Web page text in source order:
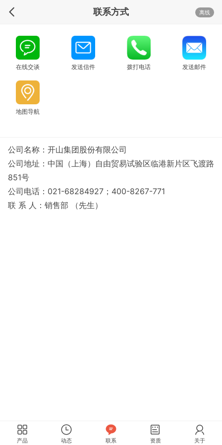
联系方式 离线
在线交谈 发送信件 拨打电话 发送邮件
地图导航
公司名称：开山集团股份有限公司
公司地址：中国（上海）自由贸易试验区临港新片区飞渡路
851号
公司电话：021-68284927；400-8267-771
联 系 人：销售部 （先生）
产品 动态 联系 资质 关于